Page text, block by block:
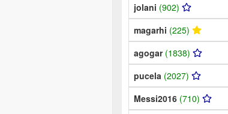
jolani (902)
magarhi (225)
agogar (1838)
pucela (2027)
Messi2016 (710)